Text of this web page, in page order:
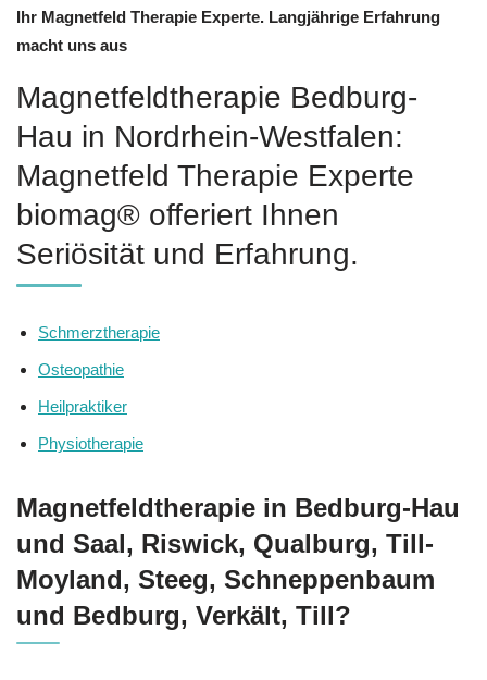
Ihr Magnetfeld Therapie Experte. Langjährige Erfahrung
macht uns aus
Magnetfeldtherapie Bedburg-
Hau in Nordrhein-Westfalen:
Magnetfeld Therapie Experte
biomag® offeriert Ihnen
Seriösität und Erfahrung.
Schmerztherapie
Osteopathie
Heilpraktiker
Physiotherapie
Magnetfeldtherapie in Bedburg-Hau
und Saal, Riswick, Qualburg, Till-
Moyland, Steeg, Schneppenbaum
und Bedburg, Verkält, Till?